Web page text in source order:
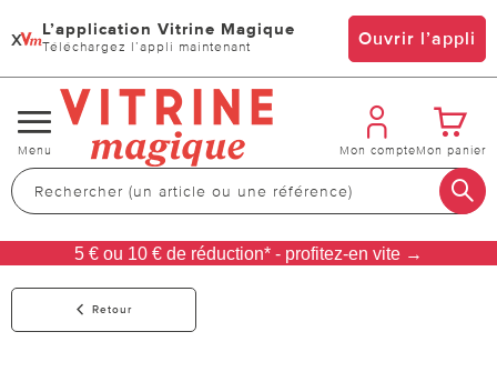
x L’application Vitrine Magique
Téléchargez l’appli maintenant Ouvrir l’appli
Changer
de
navigation
Menu Mon compteMon panier
5 € ou 10 € de réduction* - profitez-en vite →
Retour